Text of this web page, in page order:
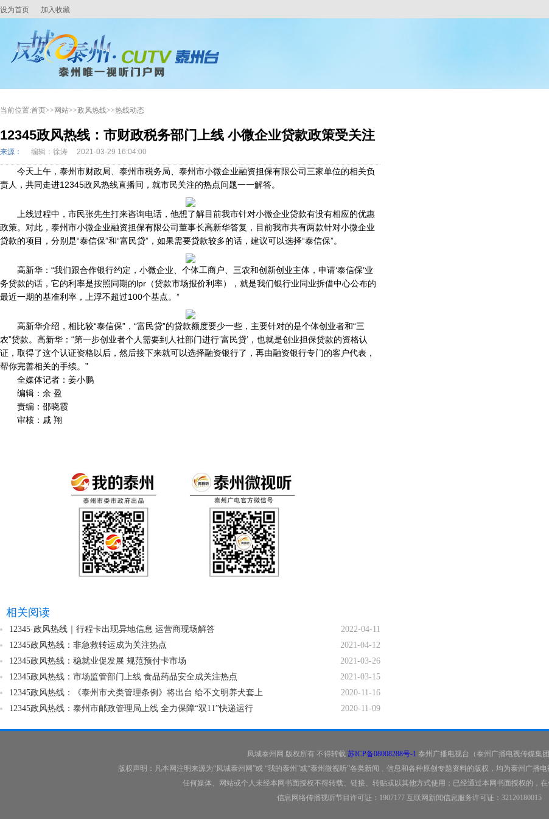
设为首页 加入收藏
当前位置:首页>> 网站>>政风热线>>热线动态
12345政风热线：市财政税务部门上线 小微企业贷款政策受关注
来源： 编辑：徐涛 2021-03-29 16:04:00
今天上午，泰州市财政局、泰州市税务局、泰州市小微企业融资担保有限公司三家单位的相关负
责人，共同走进12345政风热线直播间，就市民关注的热点问题一一解答。
上线过程中，市民张先生打来咨询电话，他想了解目前我市针对小微企业贷款有没有相应的优惠
政策。对此，泰州市小微企业融资担保有限公司董事长高新华答复，目前我市共有两款针对小微企业
贷款的项目，分别是“泰信保”和“富民贷”，如果需要贷款较多的话，建议可以选择“泰信保”。
高新华：“我们跟合作银行约定，小微企业、个体工商户、三农和创新创业主体，申请‘泰信保’业
务贷款的话，它的利率是按照同期的lpr（贷款市场报价利率），就是我们银行业同业拆借中心公布的
最近一期的基准利率，上浮不超过100个基点。”
高新华介绍，相比较“泰信保”，“富民贷”的贷款额度要少一些，主要针对的是个体创业者和“三
农”贷款。高新华：“第一步创业者个人需要到人社部门进行‘富民贷’，也就是创业担保贷款的资格认
证，取得了这个认证资格以后，然后接下来就可以选择融资银行了，再由融资银行专门的客户代表，
帮你完善相关的手续。”
全媒体记者：姜小鹏
编辑：余 盈
责编：邵晓霞
审核：戚 翔
相关阅读
12345·政风热线｜行程卡出现异地信息 运营商现场解答
2022-04-11
12345政风热线：非急救转运成为关注热点
2021-04-12
12345政风热线：稳就业促发展 规范预付卡市场​
2021-03-26
12345政风热线：市场监管部门上线 食品药品安全成关注热点
2021-03-15
12345政风热线：《泰州市犬类管理条例》将出台 给不文明养犬套上
2020-11-16
12345政风热线：泰州市邮政管理局上线 全力保障“双11”快递运行
2020-11-09
凤城泰州网 版权所有 不得转载 苏ICP备08008288号-1 泰州广播电视台（泰州广播电视传媒集
版权声明：凡本网注明来源为“凤城泰州网”或 “我的泰州”或“泰州微视听”各类新闻﹑信息和各种原创专题资料的版权，均为泰州广播
任何媒体、网站或个人未经本网书面授权不得转载、链接、转贴或以其他方式使用；已经通过本网书面授权的，在
信息网络传播视听节目许可证：1907177 互联网新闻信息服务许可证：32120180015